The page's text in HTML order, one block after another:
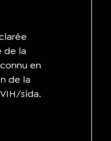
de la
en
de la
sida.